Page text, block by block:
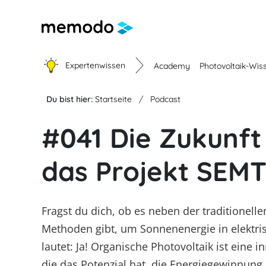
Expertenwissen Academy
Live Webinare
Webinare mit Memodos
Photovoltaik-
Themenbereiche
Heimspeicher
Wechselrichter
Unterkonstruktionen
Themenbereiche
Themenbereiche
Heizungs-Wärmepumpen
Heizstäbe
Infrarotheizsysteme
Themenbereiche
Unterstützung für deinen
Übersicht Förderungen
Erfassungsbögen
Wallbox- / Ladesäulen-Leitfaden
PV-Auslegungstools
Unabhängigkeitsrechner
Du bist hier: Startseite Podcast
#041 Die
das Projekt
Fragst du dich, ob es neben der
Methoden gibt, um Sonnenenergie in
lautet: Ja! Organische Photovoltaik ist eine